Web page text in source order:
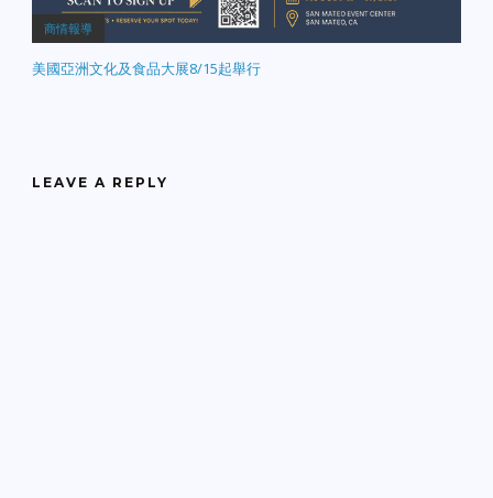
商情報導
美國亞洲文化及食品大展8/15起舉行
LEAVE A REPLY